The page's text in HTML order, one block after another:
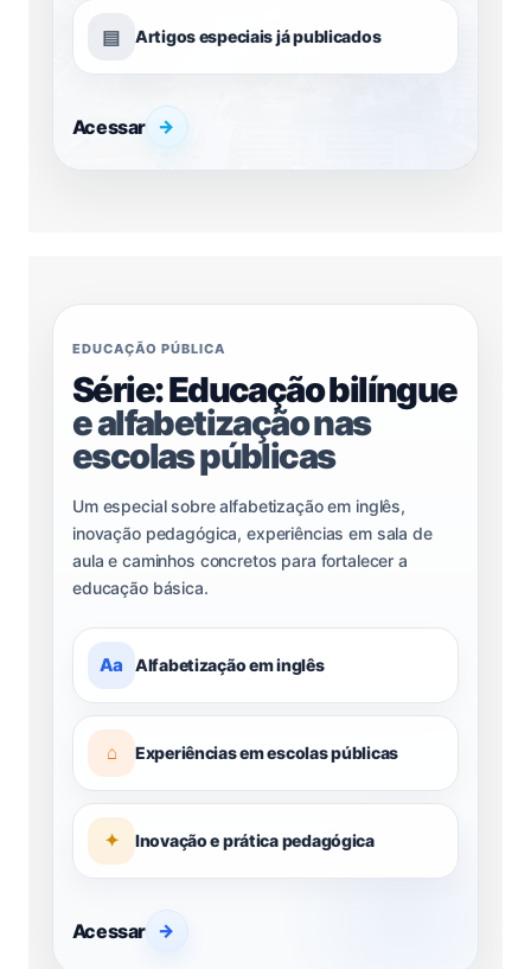
▤ Artigos especiais já publicados
Acessar →
EDUCAÇÃO PÚBLICA
Série: Educação bilíngue
e alfabetização nas
escolas públicas
Um especial sobre alfabetização em inglês,
inovação pedagógica, experiências em sala de
aula e caminhos concretos para fortalecer a
educação básica.
Aa Alfabetização em inglês
⌂ Experiências em escolas públicas
✦ Inovação e prática pedagógica
Acessar →